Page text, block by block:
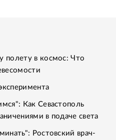
полету в космос: Что
Как Севастополь
в подаче света
Ростовский врач-